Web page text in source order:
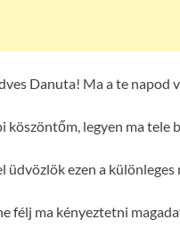
Danuta! Ma a te napod
köszöntőm, legyen ma
üdvözlök ezen a
félj ma kényeztetni